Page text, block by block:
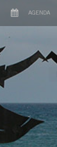
AGENDA